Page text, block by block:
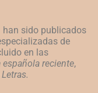
sido publicados
de
en las
reciente,